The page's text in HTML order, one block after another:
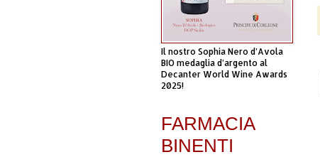
Il nostro Sophia Nero d’Avola
BIO medaglia d’argento al
Decanter World Wine Awards
2025!
FARMACIA
BINENTI